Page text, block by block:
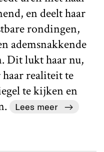
en deelt haar
rondingen,
ademsnakkende
Dit lukt haar nu,
realiteit te
te kijken en
Lees meer